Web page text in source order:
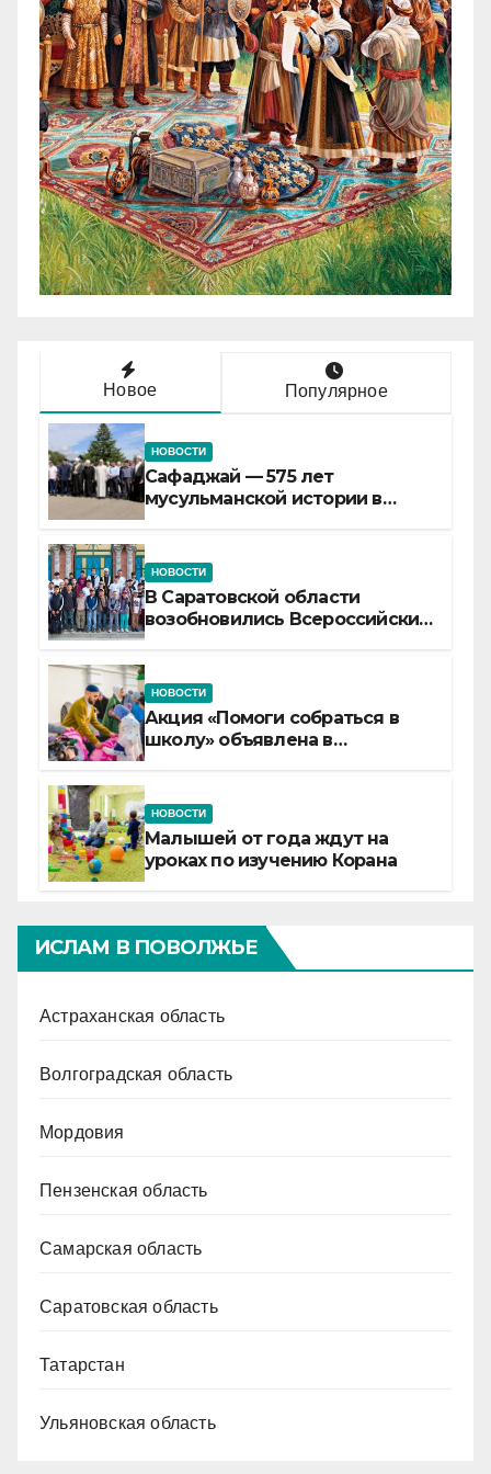
Новое Популярное
НОВОСТИ
Сафаджай — 575 лет
мусульманской истории в
НОВОСТИ
В Саратовской области
возобновились Всероссийские
НОВОСТИ
Акция «Помоги собраться в
школу» объявлена в
НОВОСТИ
Малышей от года ждут на
уроках по изучению Корана
ИСЛАМ В ПОВОЛЖЬЕ
Астраханская область
Волгоградская область
Мордовия
Пензенская область
Самарская область
Саратовская область
Татарстан
Ульяновская область